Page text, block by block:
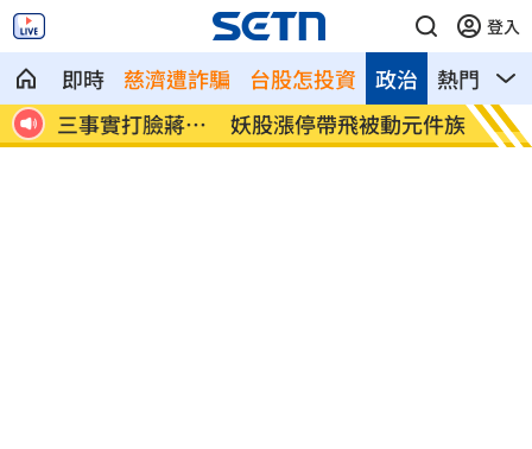
登入
即時 慈濟遭詐騙 台股怎投資 熱門 影
政治
萬
妖股漲停帶飛被動元件族群 只剩它還在
睡
許常
次